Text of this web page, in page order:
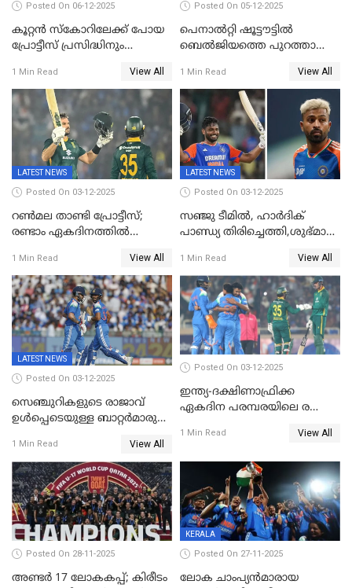
Posted On 06-12-2025
കൂറ്റൻ സ്കോറിലേക്ക് പോയ
പ്രോട്ടീസ് പ്രസിദ്ധിനും
അടിതെറ്റി, ഇന്ത്യക്ക് 271
റണ്‍സ് വിജയലക്ഷ്യം
1 Min Read View All
Posted On 05-12-2025
പെനാൽറ്റി ഷൂട്ടൗട്ടിൽ
ബെൽജിയത്തെ പുറത്താക്കി;
ലോകകപ്പിൽ ഇന്ത്യ
സെമിയിൽ
1 Min Read View All
LATEST NEWS
Posted On 03-12-2025
റണ്‍മല താണ്ടി പ്രോട്ടീസ്;
രണ്ടാം ഏകദിനത്തില്‍
ഒപ്പത്തിനൊപ്പം
1 Min Read View All
LATEST NEWS
Posted On 03-12-2025
സഞ്ജു ടീമില്‍, ഹാര്‍ദിക്
പാണ്ഡ്യ തിരിച്ചെത്തി,​ശുഭ്മാൻ
ഇല്ല;
ദക്ഷിണാഫ്രിക്കയ്‌ക്കെതിരായ
ടി20 പരമ്പരയ്ക്കുള്ള ഇന്ത്യന്‍
ടീമിനെ പ്രഖ്യാപിച്ചു
1 Min Read View All
LATEST NEWS
Posted On 03-12-2025
സെഞ്ചുറികളുടെ രാജാവ്
ഉൾപ്പെടെയുള്ള ബാറ്റർമാരുടെ
ഇന്ത്യയ്ക്ക് 358 റൺസ്
1 Min Read View All
Posted On 03-12-2025
ഇന്ത്യ-ദക്ഷിണാഫ്രിക്ക
ഏകദിന പരമ്പരയിലെ രണ്ടാം
1 Min Read View All
Posted On 28-11-2025
അണ്ടര്‍ 17 ലോകകപ്പ്; കിരീടം
KERALA
Posted On 27-11-2025
ലോക ചാംപ്യൻമാരായ